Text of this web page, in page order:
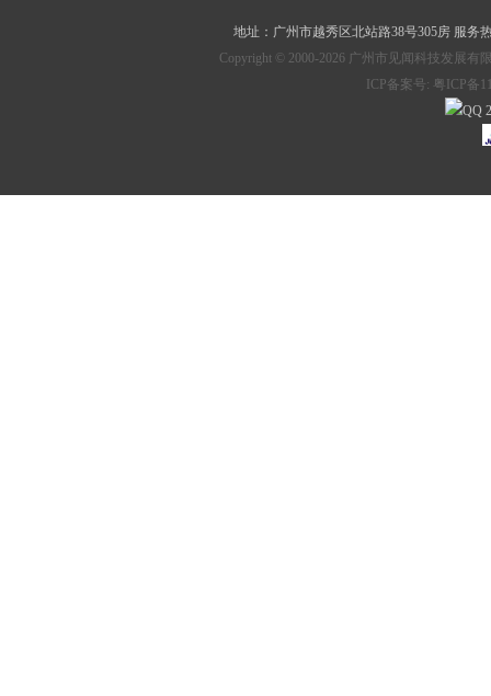
地址： 广州市越秀区北站路38号305房 服务
Copyright © 2000-2026 广州市见闻科技发展
ICP备案号: 粤ICP备